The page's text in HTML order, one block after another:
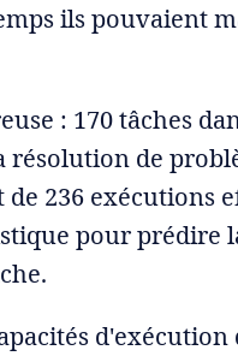
ils pouvaient
: 170 tâches
de
236 exécutions
pour prédire
d'exécution